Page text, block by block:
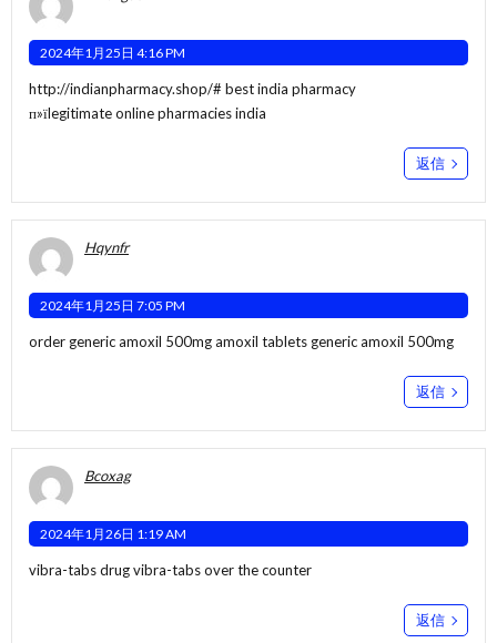
2024年1月25日 4:16 PM
http://indianpharmacy.shop/# best india pharmacy
п»їlegitimate online pharmacies india
返信
Hqynfr
2024年1月25日 7:05 PM
order generic amoxil 500mgamoxil tablets generic amoxil 500mg
返信
Bcoxag
2024年1月26日 1:19 AM
vibra-tabs drugvibra-tabs over the counter
返信